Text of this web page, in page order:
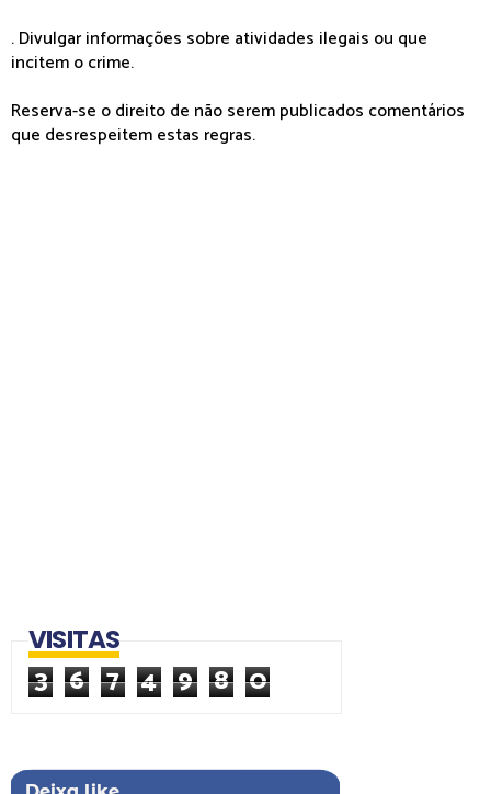
. Divulgar informações sobre atividades ilegais ou que
incitem o crime.
Reserva-se o direito de não serem publicados comentários
que desrespeitem estas regras.
VISITAS
3 6 7 4 9 8 0